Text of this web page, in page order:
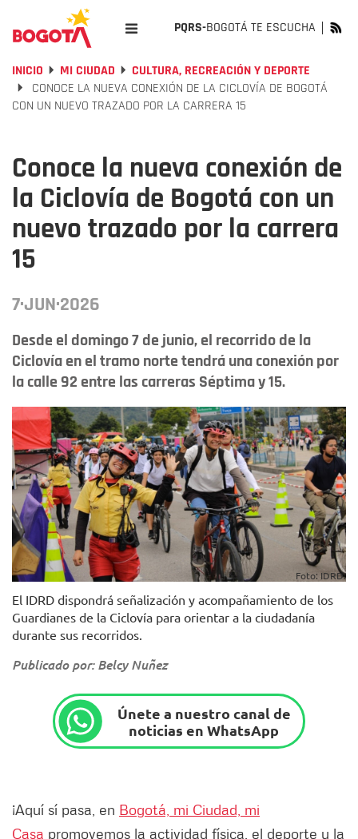
PQRS-BOGOTÁ TE ESCUCHA
INICIO MI CIUDAD
CULTURA, RECREACIÓN Y DEPORTE
CONOCE LA NUEVA CONEXIÓN DE LA CICLOVÍA DE BOGOTÁ
CON UN NUEVO TRAZADO POR LA CARRERA 15
Conoce la nueva conexión de
la Ciclovía de Bogotá con un
nuevo trazado por la carrera
15
7·JUN·2026
Desde el domingo 7 de junio, el recorrido de la
Ciclovía en el tramo norte tendrá una conexión por
la calle 92 entre las carreras Séptima y 15.
Foto: IDRD.
El IDRD dispondrá señalización y acompañamiento de los
Guardianes de la Ciclovía para orientar a la ciudadanía
durante sus recorridos.
Publicado por: Belcy Nuñez
Únete a nuestro canal de
noticias en WhatsApp
¡Aquí sí pasa, en Bogotá, mi Ciudad, mi
Casa promovemos la actividad física, el deporte y la